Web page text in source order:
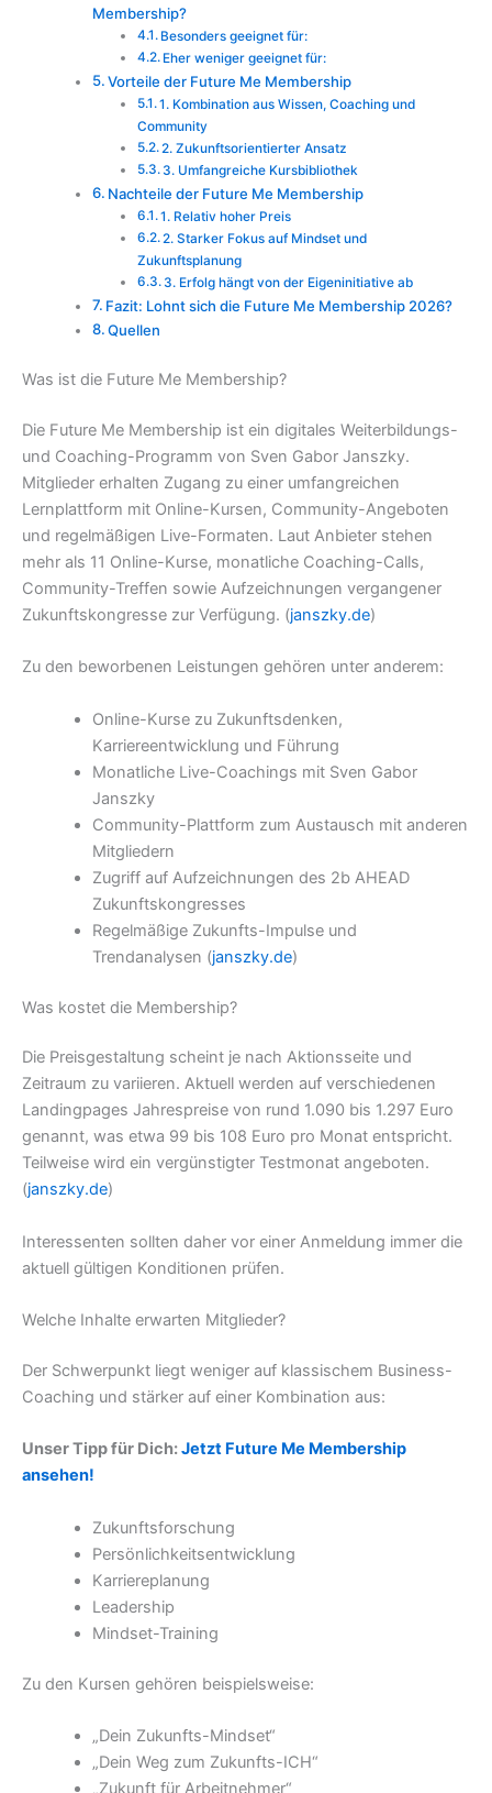
Membership?
Besonders geeignet für:
Eher weniger geeignet für:
Vorteile der Future Me Membership
1. Kombination aus Wissen, Coaching und
Community
2. Zukunftsorientierter Ansatz
3. Umfangreiche Kursbibliothek
Nachteile der Future Me Membership
1. Relativ hoher Preis
2. Starker Fokus auf Mindset und
Zukunftsplanung
3. Erfolg hängt von der Eigeninitiative ab
Fazit: Lohnt sich die Future Me Membership 2026?
Quellen
Was ist die Future Me Membership?
Die Future Me Membership ist ein digitales Weiterbildungs-
und Coaching-Programm von Sven Gabor Janszky.
Mitglieder erhalten Zugang zu einer umfangreichen
Lernplattform mit Online-Kursen, Community-Angeboten
und regelmäßigen Live-Formaten. Laut Anbieter stehen
mehr als 11 Online-Kurse, monatliche Coaching-Calls,
Community-Treffen sowie Aufzeichnungen vergangener
Zukunftskongresse zur Verfügung. (janszky.de)
Zu den beworbenen Leistungen gehören unter anderem:
Online-Kurse zu Zukunftsdenken,
Karriereentwicklung und Führung
Monatliche Live-Coachings mit Sven Gabor
Janszky
Community-Plattform zum Austausch mit anderen
Mitgliedern
Zugriff auf Aufzeichnungen des 2b AHEAD
Zukunftskongresses
Regelmäßige Zukunfts-Impulse und
Trendanalysen (janszky.de)
Was kostet die Membership?
Die Preisgestaltung scheint je nach Aktionsseite und
Zeitraum zu variieren. Aktuell werden auf verschiedenen
Landingpages Jahrespreise von rund 1.090 bis 1.297 Euro
genannt, was etwa 99 bis 108 Euro pro Monat entspricht.
Teilweise wird ein vergünstigter Testmonat angeboten.
(janszky.de)
Interessenten sollten daher vor einer Anmeldung immer die
aktuell gültigen Konditionen prüfen.
Welche Inhalte erwarten Mitglieder?
Der Schwerpunkt liegt weniger auf klassischem Business-
Coaching und stärker auf einer Kombination aus:
Unser Tipp für Dich:Jetzt Future Me Membership
ansehen!
Zukunftsforschung
Persönlichkeitsentwicklung
Karriereplanung
Leadership
Mindset-Training
Zu den Kursen gehören beispielsweise:
„Dein Zukunfts-Mindset“
„Dein Weg zum Zukunfts-ICH“
„Zukunft für Arbeitnehmer“